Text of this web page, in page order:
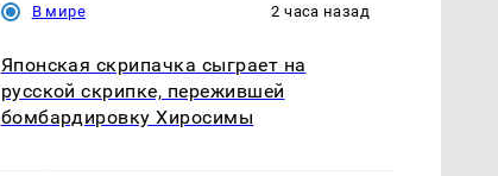
В мире 2 часа назад
Японская скрипачка сыграет на
русской скрипке, пережившей
бомбардировку Хиросимы